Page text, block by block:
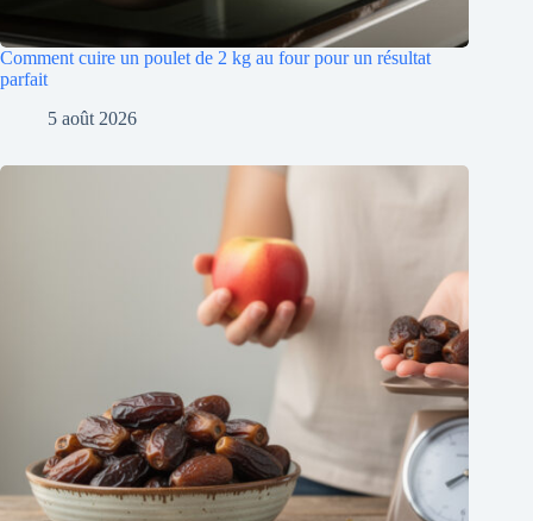
Comment cuire un poulet de 2 kg au four pour un résultat
parfait
5 août 2026